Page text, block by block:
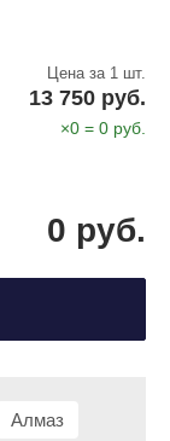
Алмаз
Цена за 1 шт.
13 750 руб.
×0 = 0 руб.
0 руб.